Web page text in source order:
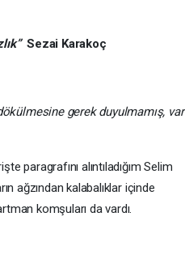
Sezai Karakoç
gerek duyulmamış, var
alıntıladığım Selim
ağzından kalabalıklar içinde
komşuları da vardı.